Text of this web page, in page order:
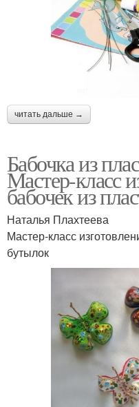
читать дальше →
Бабочка из
Мастер-класс
бабочек из
Наталья Плахтеева
Мастер-класс
бутылок